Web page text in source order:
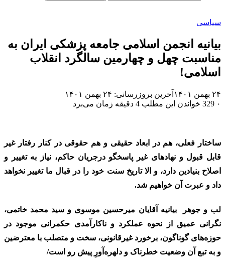
سیاسی
بیانیه انجمن اسلامی جامعه پزشکی ایران به
مناسبت چهل و چهارمین سالگرد انقلاب
اسلامی!
۲۴ بهمن ۱۴۰۱
آخرین بروزرسانی: ۲۴ بهمن ۱۴۰۱
۰
خواندن این مطلب 4 دقیقه زمان می‌برد
ساختار فعلی، هم در ابعاد حقیقی و هم حقوقی در کنار رفتار غیر
قابل قبول و نهادهای غیر پاسخگو درجریان حاکم، نیاز به تغییر و
اصلاح بنیادین دارد، و الا تاریخ سنت خود را در قبال ما تغییر نخواهد
داد و عبرت آن خواهیم شد.
لب و جوهر بیانیه آقایان میرحسین موسوی و سید محمد خاتمی،
نگرانی عمیق از نحوه عملکرد و ناکارآمدی حکمرانی موجود در
حوزه‌های گوناگون، برخورد غیرقانونی، سخت و متصلب با معترضین
و به تبع آن وضعیت خطرناک و دلهره‌آورِ پیش رو است/